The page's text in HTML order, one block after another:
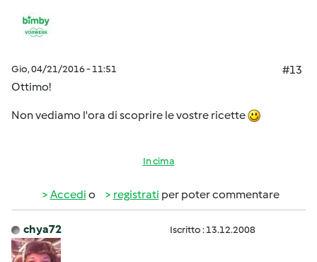
Gio, 04/21/2016 - 11:51
#13
Ottimo!
Non vediamo l'ora di scoprire le vostre ricette
In cima
Accedi o registrati per poter commentare
chya72 Iscritto : 13.12.2008